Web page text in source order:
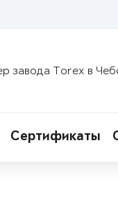
завода Torex в
Сертификаты